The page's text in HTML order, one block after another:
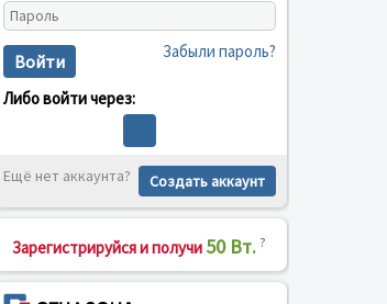
Войти Забыли пароль?
Либо войти через:
Ещё нет аккаунта? Создать аккаунт
Зарегистрируйся и получи 50 Вт. ?